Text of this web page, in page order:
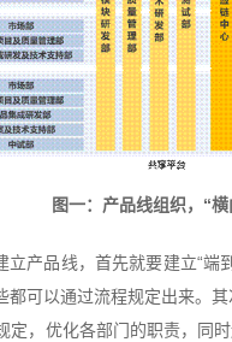
图一：产品线组织，“
产品线，首先就要建立“
可以通过流程规定出来。
，优化各部门的职责，同